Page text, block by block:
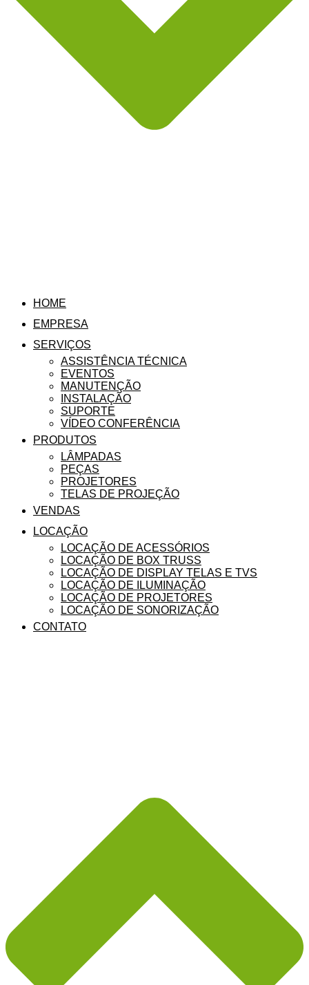
HOME
EMPRESA
SERVIÇOS
ASSISTÊNCIA TÉCNICA
EVENTOS
MANUTENÇÃO
INSTALAÇÃO
SUPORTE
VÍDEO CONFERÊNCIA
PRODUTOS
LÂMPADAS
PEÇAS
PROJETORES
TELAS DE PROJEÇÃO
VENDAS
LOCAÇÃO
LOCAÇÃO DE ACESSÓRIOS
LOCAÇÃO DE BOX TRUSS
LOCAÇÃO DE DISPLAY TELAS E TVS
LOCAÇÃO DE ILUMINAÇÃO
LOCAÇÃO DE PROJETORES
LOCAÇÃO DE SONORIZAÇÃO
CONTATO